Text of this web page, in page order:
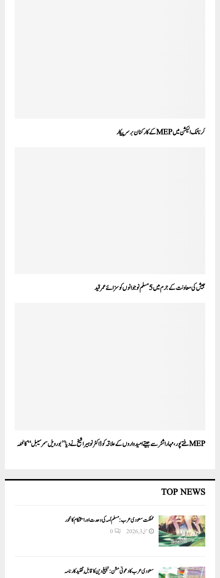
کرناٹک الیکشن میں MEPکے کارکنان برسر پیکار
جیش کی معاونت کے جرم میں 5مسلم نوجوانوں کو سزائے عمر قید
MEPفتے پور، مہاراشٹر سے جیتے امیدواروں کے علاقہ کوڈاکٹر نوہیرا شیخ نے دیا ’’بور ویل سمر سیبل‘‘ کا تحفہ
TOP NEWS
مملکت سعودی عرب: مسلم اُمہ کی وحدت اور استحکام کا محور
مئی 3, 2026 0
سعودی عرب کا دعوتی مشن: تبلیغ دین کا قابلِ تقلید کارنامہ